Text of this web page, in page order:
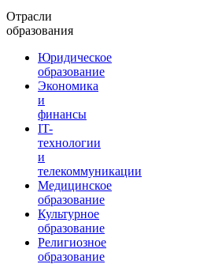
Отрасли
образования
Юридическое
образование
Экономика
и
финансы
IT-
технологии
и
телекоммуникации
Медицинское
образование
Культурное
образование
Религиозное
образование